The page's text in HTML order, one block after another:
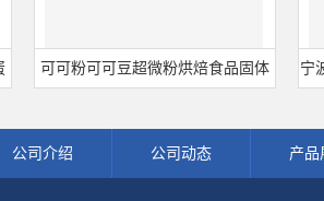
可可粉可可豆超微粉烘焙食品固体 宁波王
公司介绍 公司动态 产品